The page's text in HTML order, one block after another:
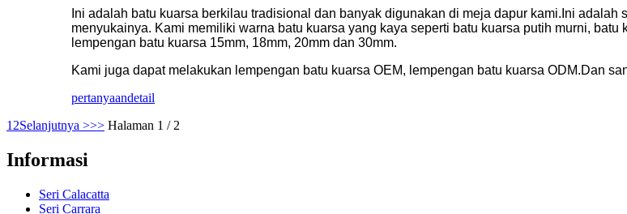
Ini adalah batu kuarsa berkilau tradisional dan banyak digunakan di meja dapur kami.Ini
menyukainya. Kami memiliki warna batu kuarsa yang kaya seperti batu kuarsa putih murni,
lempengan batu kuarsa 15mm, 18mm, 20mm dan 30mm.
Kami juga dapat melakukan lempengan batu kuarsa OEM, lempengan batu kuarsa ODM.Dan
pertanyaandetail
1 2Selanjutnya >>> Halaman 1 / 2
Informasi
Seri Calacatta
Seri Carrara